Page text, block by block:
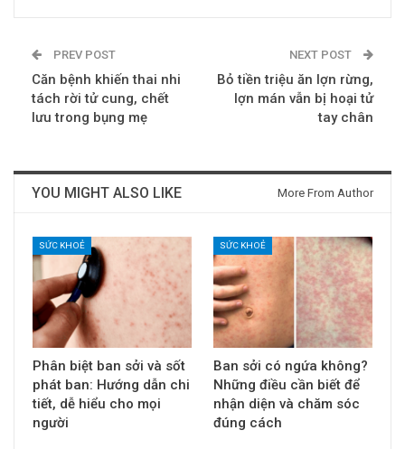
PREV POST
Căn bệnh khiến thai nhi
tách rời tử cung, chết
lưu trong bụng mẹ
NEXT POST
Bỏ tiền triệu ăn lợn rừng,
lợn mán vẫn bị hoại tử
tay chân
YOU MIGHT ALSO LIKE More From Author
SỨC KHOẺ
Phân biệt ban sởi và sốt
phát ban: Hướng dẫn chi
tiết, dễ hiểu cho mọi
người
SỨC KHOẺ
Ban sởi có ngứa không?
Những điều cần biết để
nhận diện và chăm sóc
đúng cách